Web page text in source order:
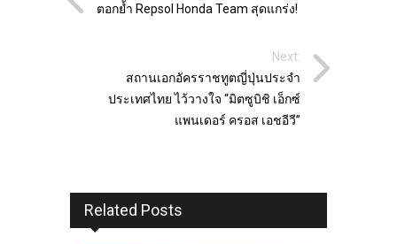
ตอกย้ำ Repsol Honda Team สุดแกร่ง!
Next:
สถานเอกอัครราชทูตญี่ปุ่นประจำ
ประเทศไทย ไว้วางใจ “มิตซูบิชิ เอ็กซ์
แพนเดอร์ ครอส เอชอีวี”
Related Posts